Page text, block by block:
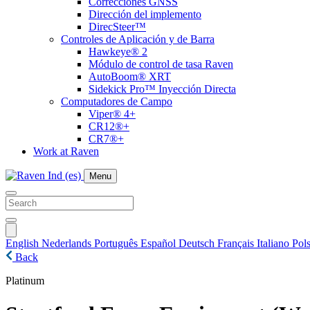
Dirección del implemento
DirecSteer™
Controles de Aplicación y de Barra
Hawkeye® 2
Módulo de control de tasa Raven
AutoBoom® XRT
Sidekick Pro™ Inyección Directa
Computadores de Campo
Viper® 4+
CR12®+
CR7®+
Work at Raven
Menu
English Nederlands Português Español Deutsch Français Italiano
Back
Platinum